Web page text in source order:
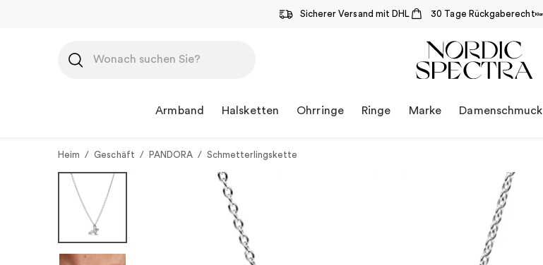
Sicherer Versand mit DHL 30 Tage Rückgaberecht
Inhalt
springen
Armband Halsketten Ohrringe Ringe Marke Damenschmuck
Heim / Geschäft / PANDORA / Schmetterlingskette